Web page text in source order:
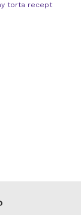
torta recept